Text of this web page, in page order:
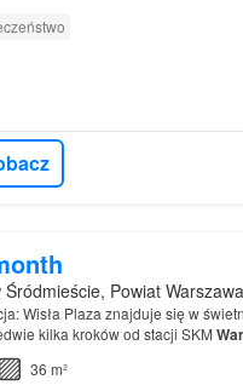
Powiat
Wisła Plaza znajduje się w
kilka kroków od stacji SKM
36 m²